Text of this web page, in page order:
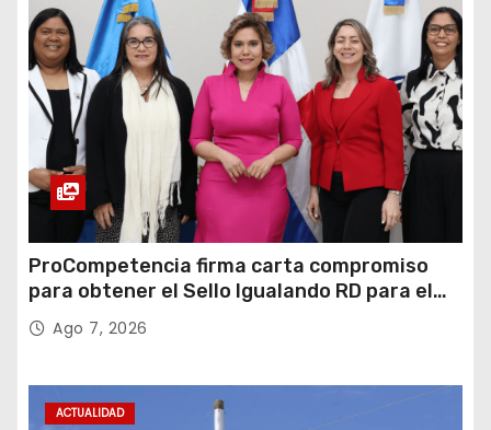
ProCompetencia firma carta compromiso
para obtener el Sello Igualando RD para el
Sector Público
Ago 7, 2026
ACTUALIDAD